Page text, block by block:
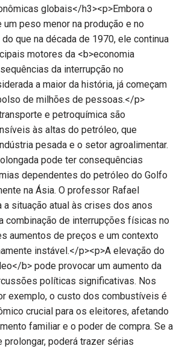
globais</h3><p>Embora o
peso menor na produção e no
que na década de 1970, ele continua
motores da <b>economia
da interrupção no
a maior da história, já começam
de milhões de pessoas.</p>
e petroquímica são
às altas do petróleo, que
pesada e o setor agroalimentar.
pode ter consequências
dependentes do petróleo do Golfo
na Ásia. O professor Rafael
a situação atual às crises dos anos
combinação de interrupções físicas no
aumentos de preços e um contexto
instável.</p><p>A elevação do
b> pode provocar um aumento da
políticas significativas. Nos
exemplo, o custo dos combustíveis é
crucial para os eleitores, afetando
familiar e o poder de compra. Se a
poderá trazer sérias